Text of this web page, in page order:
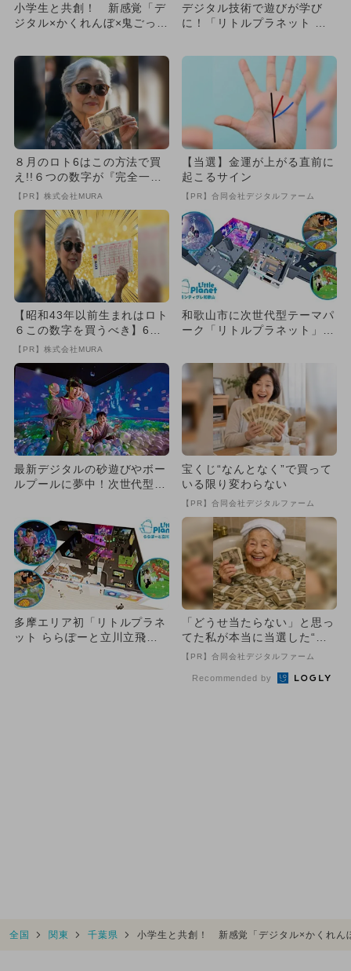
小学生と共創！ 新感覚「デ
ジタル×かくれんぼ×鬼ごっ
場
デジタル技術で遊びが学び
に！「リトルプラネット ゆ
ン！
８月のロト6はこの方法で買
え!!６つの数字が『完全一
致』する方法
【PR】株式会社MURA
【当選】金運が上がる直前に
起こるサイン
【PR】合同会社デジタルファーム
【昭和43年以前生まれはロト
６この数字を買うべき】6つ
の数字が「完全一致」する
【PR】株式会社MURA
和歌山市に次世代型テーマパ
ーク「リトルプラネット」初
最新デジタルの砂遊びやボー
ルプールに夢中！次世代型パ
宝くじ“なんとなく”で買って
いる限り変わらない
【PR】合同会社デジタルファーム
多摩エリア初「リトルプラネ
ット ららぽーと立川立飛」
「どうせ当たらない」と思っ
てた私が本当に当選した“買
い方”がこれ
【PR】合同会社デジタルファーム
Recommended by
全国 関東 千葉県 小学生と共創！ 新感覚「デジタル×かくれん